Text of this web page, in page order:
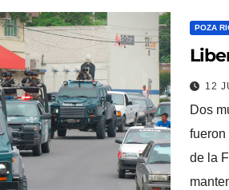
POZA
12
Dos
fueron
de la